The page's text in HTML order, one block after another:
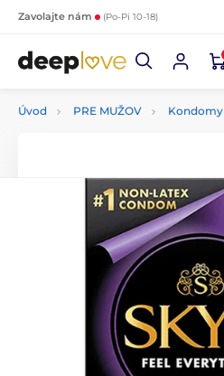
Zavolajte nám (Po-Pi 10-18)
Úvod PRE MUŽOV Kondomy